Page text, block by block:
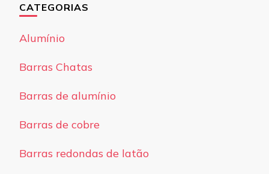
CATEGORIAS
Alumínio
Barras Chatas
Barras de alumínio
Barras de cobre
Barras redondas de latão